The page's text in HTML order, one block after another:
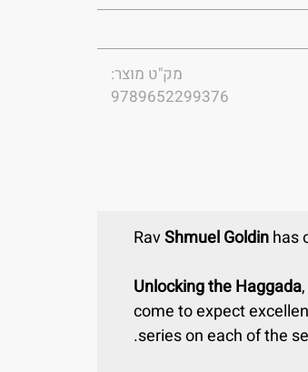
מק"ט מוצר:
9789652299376
Shmuel Goldinhas
Unlocking the Haggada
come to expect
series on each of the